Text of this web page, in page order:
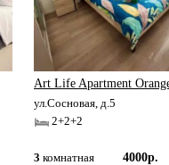
Art Life Apartment
ул.Сосновая, д.5
2+2+2
3 комнатная
4000р.